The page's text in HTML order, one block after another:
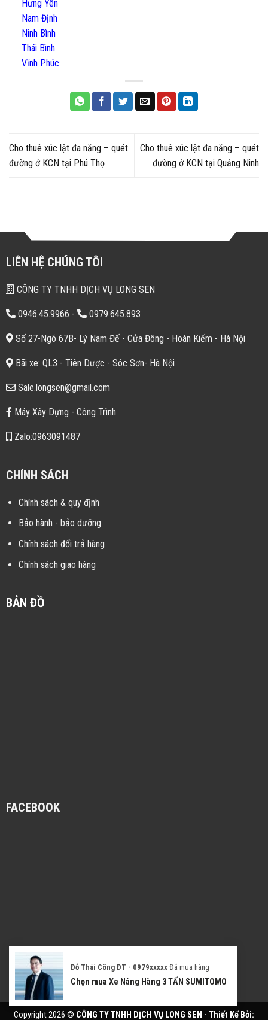
Hưng Yên
Nam Định
Ninh Bình
Thái Bình
Vĩnh Phúc
Cho thuê xúc lật đa năng – quét
đường ở KCN tại Phú Thọ
Cho thuê xúc lật đa năng – quét
đường ở KCN tại Quảng Ninh
LIÊN HỆ CHÚNG TÔI
CÔNG TY TNHH DỊCH VỤ LONG SEN
0946.45.9966 - 0979.645.893
Số 27-Ngõ 67B- Lý Nam Đế - Cửa Đông - Hoàn Kiếm - Hà Nội
Bãi xe: QL3 - Tiên Dược - Sóc Sơn- Hà Nội
Sale.longsen@gmail.com
Máy Xây Dựng - Công Trình
Zalo:0963091487
CHÍNH SÁCH
Chính sách & quy định
Bảo hành - bảo dưỡng
Chính sách đổi trả hàng
Chính sách giao hàng
BẢN ĐỒ
FACEBOOK
Copyright 2026 © CÔNG TY TNHH DỊCH VỤ LONG SEN - Thiết Kế Bởi:
Đỗ Thái Công ĐT - 0979xxxxx Đã mua hàng
Chọn mua Xe Nâng Hàng 3 TẤN SUMITOMO